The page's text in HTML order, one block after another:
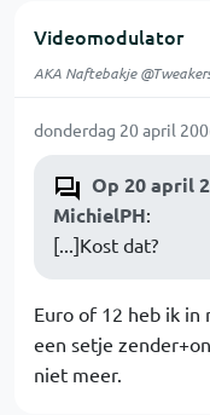
Videomodulator
AKA Naftebakje
donderdag 20 april
Op 20 april
MichielPH:
[...]Kost dat?
Euro of 12 heb ik
een setje
niet meer.